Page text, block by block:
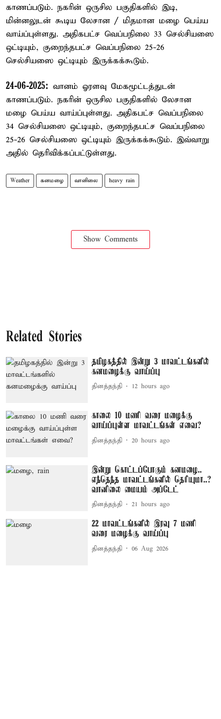
காணப்படும். நகரின் ஒருசில பகுதிகளில் இடி,
மின்னலுடன் கூடிய லேசான / மிதமான மழை பெய்ய
வாய்ப்புள்ளது. அதிகபட்ச வெப்பநிலை 33 செல்சியஸை
ஒட்டியும், குறைந்தபட்ச வெப்பநிலை 25-26
செல்சியஸை ஒட்டியும் இருக்கக்கூடும்.
24-06-2025: வானம் ஓரளவு மேகமூட்டத்துடன்
காணப்படும். நகரின் ஒருசில பகுதிகளில் லேசான
மழை பெய்ய வாய்ப்புள்ளது. அதிகபட்ச வெப்பநிலை
34 செல்சியஸை ஒட்டியும், குறைந்தபட்ச வெப்பநிலை
25-26 செல்சியஸை ஒட்டியும் இருக்கக்கூடும். இவ்வாறு
அதில் தெரிவிக்கப்பட்டுள்ளது.
Weather கனமழை வானிலை heavy rain
Show Comments
Related Stories
தமிழகத்தில் இன்று 3 மாவட்டங்களில்
கனமழைக்கு வாய்ப்பு
தினத்தந்தி 12 hours ago
காலை 10 மணி வரை மழைக்கு
வாய்ப்புள்ள மாவட்டங்கள் எவை?
தினத்தந்தி 20 hours ago
இன்று கொட்டப்போகும் கனமழை..
எந்தெந்த மாவட்டங்களில் தெரியுமா..?
வானிலை மையம் அப்டேட்
தினத்தந்தி 21 hours ago
22 மாவட்டங்களில் இரவு 7 மணி
வரை மழைக்கு வாய்ப்பு
தினத்தந்தி 06 Aug 2026